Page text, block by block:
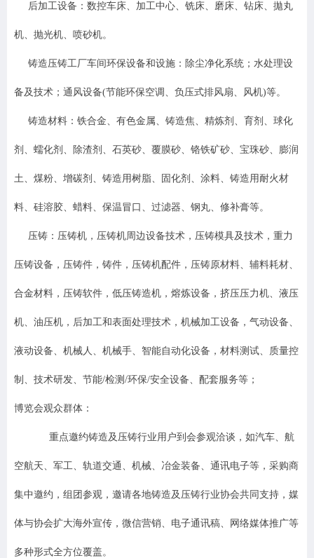
后加工设备：数控车床、加工中心、铣床、磨床、钻床、拋丸
机、抛光机、喷砂机。
铸造压铸工厂车间环保设备和设施：除尘净化系统；水处理设
备及技术；通风设备(节能环保空调、负压式排风扇、风机)等。
铸造材料 ： 铁合金、有色金属、铸造焦、精炼剂、育剂、球化
剂、蠕化剂、除渣剂、石英砂、覆膜砂、铬铁矿砂、宝珠砂、膨润
土、煤粉、增碳剂、铸造用树脂、固化剂、涂料、铸造用耐火材
料、硅溶胶、蜡料、保温冒口、过滤器、钢丸、修补膏等。
压铸：压铸机，压铸机周边设备技术，压铸模具及技术，重力
压铸设备，压铸件，铸件，压铸机配件，压铸原材料、辅料耗材、
合金材料，压铸软件，低压铸造机，熔炼设备，挤压压力机、液压
机、油压机，后加工和表面处理技术，机械加工设备，气动设备、
液动设备、机械人、机械手、智能自动化设备，材料测试、质量控
制、技术研发、节能/检测/环保/安全设备、配套服务等；
博览会观众群体：
重点邀约铸造及压铸行业用户到会参观洽谈，如汽车、航
空航天、军工、轨道交通、机械、冶金装备、通讯电子等，采购商
集中邀约，组团参观，邀请各地铸造及压铸行业协会共同支持，媒
体与协会扩大海外宣传，微信营销、电子通讯稿、网络媒体推广等
多种形式全方位覆盖。